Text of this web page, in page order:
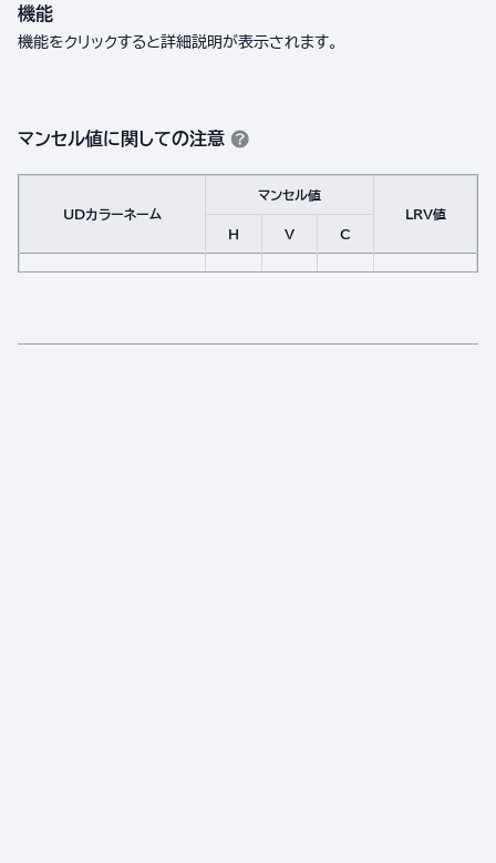
機能
機能をクリックすると詳細説明が表示されます。
マンセル値に関しての注意
UDカラーネーム
マンセル値
LRV値
H
V C